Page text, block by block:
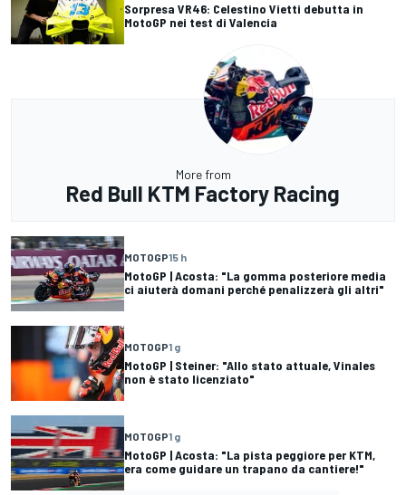
Sorpresa VR46: Celestino Vietti debutta in
MotoGP nei test di Valencia
More from
Red Bull KTM Factory Racing
MOTOGP15 h
MotoGP | Acosta: "La gomma posteriore media
ci aiuterà domani perché penalizzerà gli altri"
MOTOGP1 g
MotoGP | Steiner: "Allo stato attuale, Vinales
non è stato licenziato"
MOTOGP1 g
MotoGP | Acosta: "La pista peggiore per KTM,
era come guidare un trapano da cantiere!"